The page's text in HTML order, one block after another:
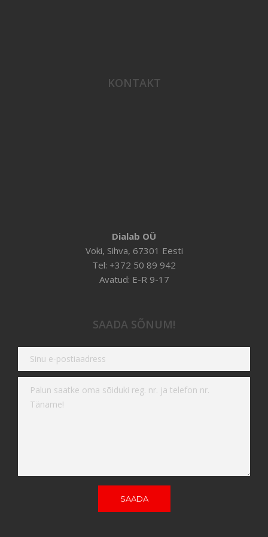
KONTAKT
Dialab OÜ
Voki, Sihva, 67301 Eesti
Tel: +372 50 89 942
Avatud: E-R 9-17
SAADA SÕNUM!